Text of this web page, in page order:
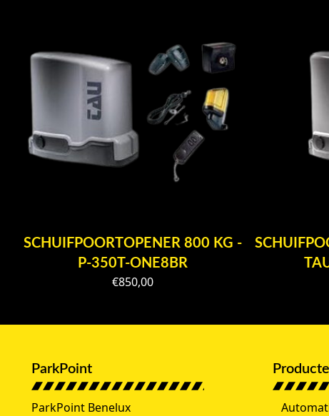
SCHUIFPOORTOPENER 800 KG -
P-350T-ONE8BR
€850,00
ParkPoint
ParkPoint Benelux